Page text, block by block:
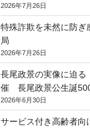
2026年7月26日
特殊詐欺を未然に防
局
2026年7月26日
長尾政景の実像に迫る
催 長尾政景公生誕
2026年6月30日
サービス付き高齢者向